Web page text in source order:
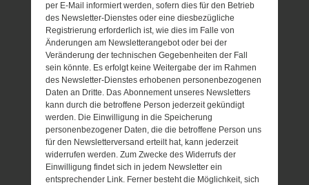
per E-Mail informiert werden, sofern dies für den Betrieb
des Newsletter-Dienstes oder eine diesbezügliche
Registrierung erforderlich ist, wie dies im Falle von
Änderungen am Newsletterangebot oder bei der
Veränderung der technischen Gegebenheiten der Fall
sein könnte. Es erfolgt keine Weitergabe der im Rahmen
des Newsletter-Dienstes erhobenen personenbezogenen
Daten an Dritte. Das Abonnement unseres Newsletters
kann durch die betroffene Person jederzeit gekündigt
werden. Die Einwilligung in die Speicherung
personenbezogener Daten, die die betroffene Person uns
für den Newsletterversand erteilt hat, kann jederzeit
widerrufen werden. Zum Zwecke des Widerrufs der
Einwilligung findet sich in jedem Newsletter ein
entsprechender Link. Ferner besteht die Möglichkeit, sich